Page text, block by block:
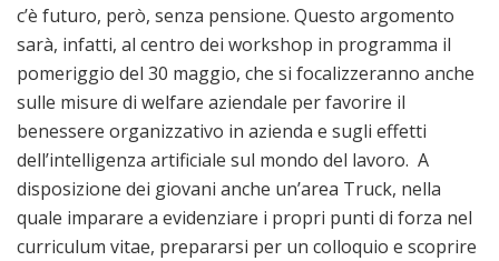
c’è futuro, però, senza pensione. Questo argomento
sarà, infatti, al centro dei workshop in programma il
pomeriggio del 30 maggio, che si focalizzeranno anche
sulle misure di welfare aziendale per favorire il
benessere organizzativo in azienda e sugli effetti
dell’intelligenza artificiale sul mondo del lavoro. A
disposizione dei giovani anche un’area Truck, nella
quale imparare a evidenziare i propri punti di forza nel
curriculum vitae, prepararsi per un colloquio e scoprire